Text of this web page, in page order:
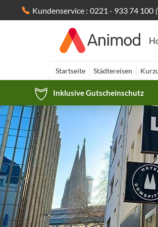
Kundenservice : 0221 - 933 74 100
Startseite Städtereisen
Inklusive Gutscheinschutz